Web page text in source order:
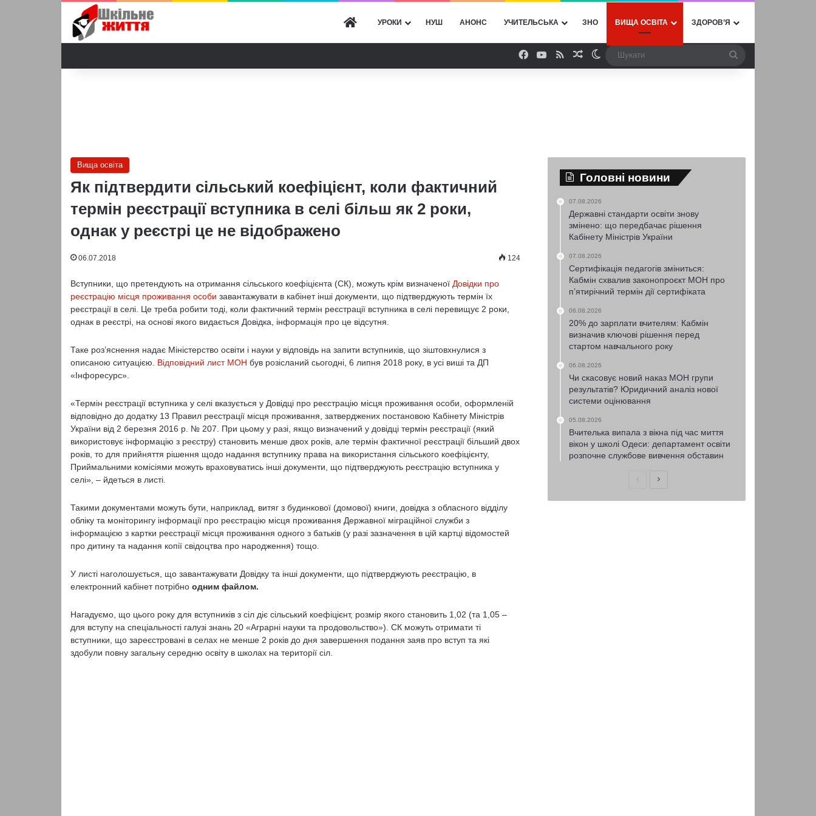
ГОЛОВНА
УРОКИ НУШ АНОНС УЧИТЕЛЬСЬКА ЗНО ВИЩА ОСВІТА ЗДОРОВ’Я
Facebook
YouTube
RSSВипадкова стаття
Switch skin
Вища освіта
Як підтвердити сільський коефіцієнт, коли фактичний
термін реєстрації вступника в селі більш як 2 роки,
однак у реєстрі це не відображено
06.07.2018 124
Вступники, що претендують на отримання сільського коефіцієнта (СК), можуть крім визначеної Довідки про
реєстрацію місця проживання особи завантажувати в кабінет інші документи, що підтверджують термін їх
реєстрації в селі. Це треба робити тоді, коли фактичний термін реєстрації вступника в селі перевищує 2 роки,
однак в реєстрі, на основі якого видається Довідка, інформація про це відсутня.
Таке роз’яснення надає Міністерство освіти і науки у відповідь на запити вступників, що зіштовхнулися з
описаною ситуацією. Відповідний лист МОН був розісланий сьогодні, 6 липня 2018 року, в усі виші та ДП
«Інфоресурс».
«Термін реєстрації вступника у селі вказується у Довідці про реєстрацію місця проживання особи, оформленій
відповідно до додатку 13 Правил реєстрації місця проживання, затверджених постановою Кабінету Міністрів
України від 2 березня 2016 р. № 207. При цьому у разі, якщо визначений у довідці термін реєстрації (який
використовує інформацію з реєстру) становить менше двох років, але термін фактичної реєстрації більший двох
років, то для прийняття рішення щодо надання вступнику права на використання сільського коефіцієнту,
Приймальними комісіями можуть враховуватись інші документи, що підтверджують реєстрацію вступника у
селі», – йдеться в листі.
Такими документами можуть бути, наприклад, витяг з будинкової (домової) книги, довідка з обласного відділу
обліку та моніторингу інформації про реєстрацію місця проживання Державної міграційної служби з
інформацією з картки реєстрації місця проживання одного з батьків (у разі зазначення в цій картці відомостей
про дитину та надання копії свідоцтва про народження) тощо.
У листі наголошується, що завантажувати Довідку та інші документи, що підтверджують реєстрацію, в
електронний кабінет потрібно одним файлом.
Нагадуємо, що цього року для вступників з сіл діє сільський коефіцієнт, розмір якого становить 1,02 (та 1,05 –
для вступу на спеціальності галузі знань 20 «Аграрні науки та продовольство»). СК можуть отримати ті
вступники, що зареєстровані в селах не менше 2 років до дня завершення подання заяв про вступ та які
здобули повну загальну середню освіту в школах на території сіл.
Головні новини
07.08.2026
Державні стандарти освіти знову
змінено: що передбачає рішення
Кабінету Міністрів України
07.08.2026
Сертифікація педагогів зміниться:
Кабмін схвалив законопроєкт МОН про
п’ятирічний термін дії сертифіката
06.08.2026
20% до зарплати вчителям: Кабмін
визначив ключові рішення перед
стартом навчального року
06.08.2026
Чи скасовує новий наказ МОН групи
результатів? Юридичний аналіз нової
системи оцінювання
05.08.2026
Вчителька випала з вікна під час миття
вікон у школі Одеси: департамент освіти
розпочне службове вивчення обставин
ПопередняНаступна